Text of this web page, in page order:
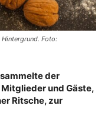
Hintergrund. Foto:
der
und Gäste,
Ritsche, zur